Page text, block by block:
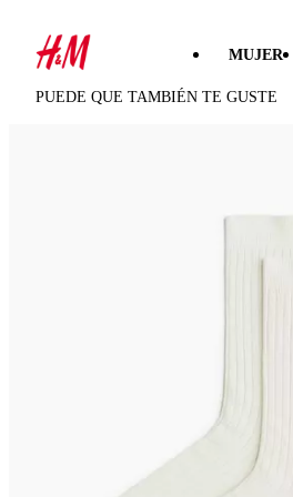
MUJER
PUEDE QUE TAMBIÉN TE GUSTE